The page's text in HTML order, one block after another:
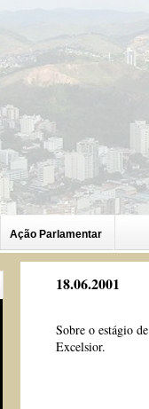
Ação Parlamentar
18.06.2001
Sobre o estágio
Excelsior.